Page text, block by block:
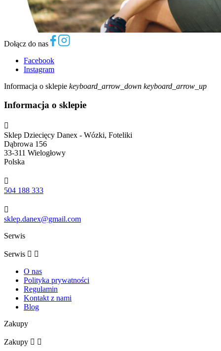
Dołącz do nas
Facebook
Instagram
Informacja o sklepie keyboard_arrow_down keyboard_arrow_up
Informacja o sklepie

Sklep Dziecięcy Danex - Wózki, Foteliki
Dąbrowa 156
33-311 Wielogłowy
Polska

504 188 333

sklep.danex@gmail.com
Serwis
Serwis  
O nas
Polityka prywatności
Regulamin
Kontakt z nami
Blog
Zakupy
Zakupy  